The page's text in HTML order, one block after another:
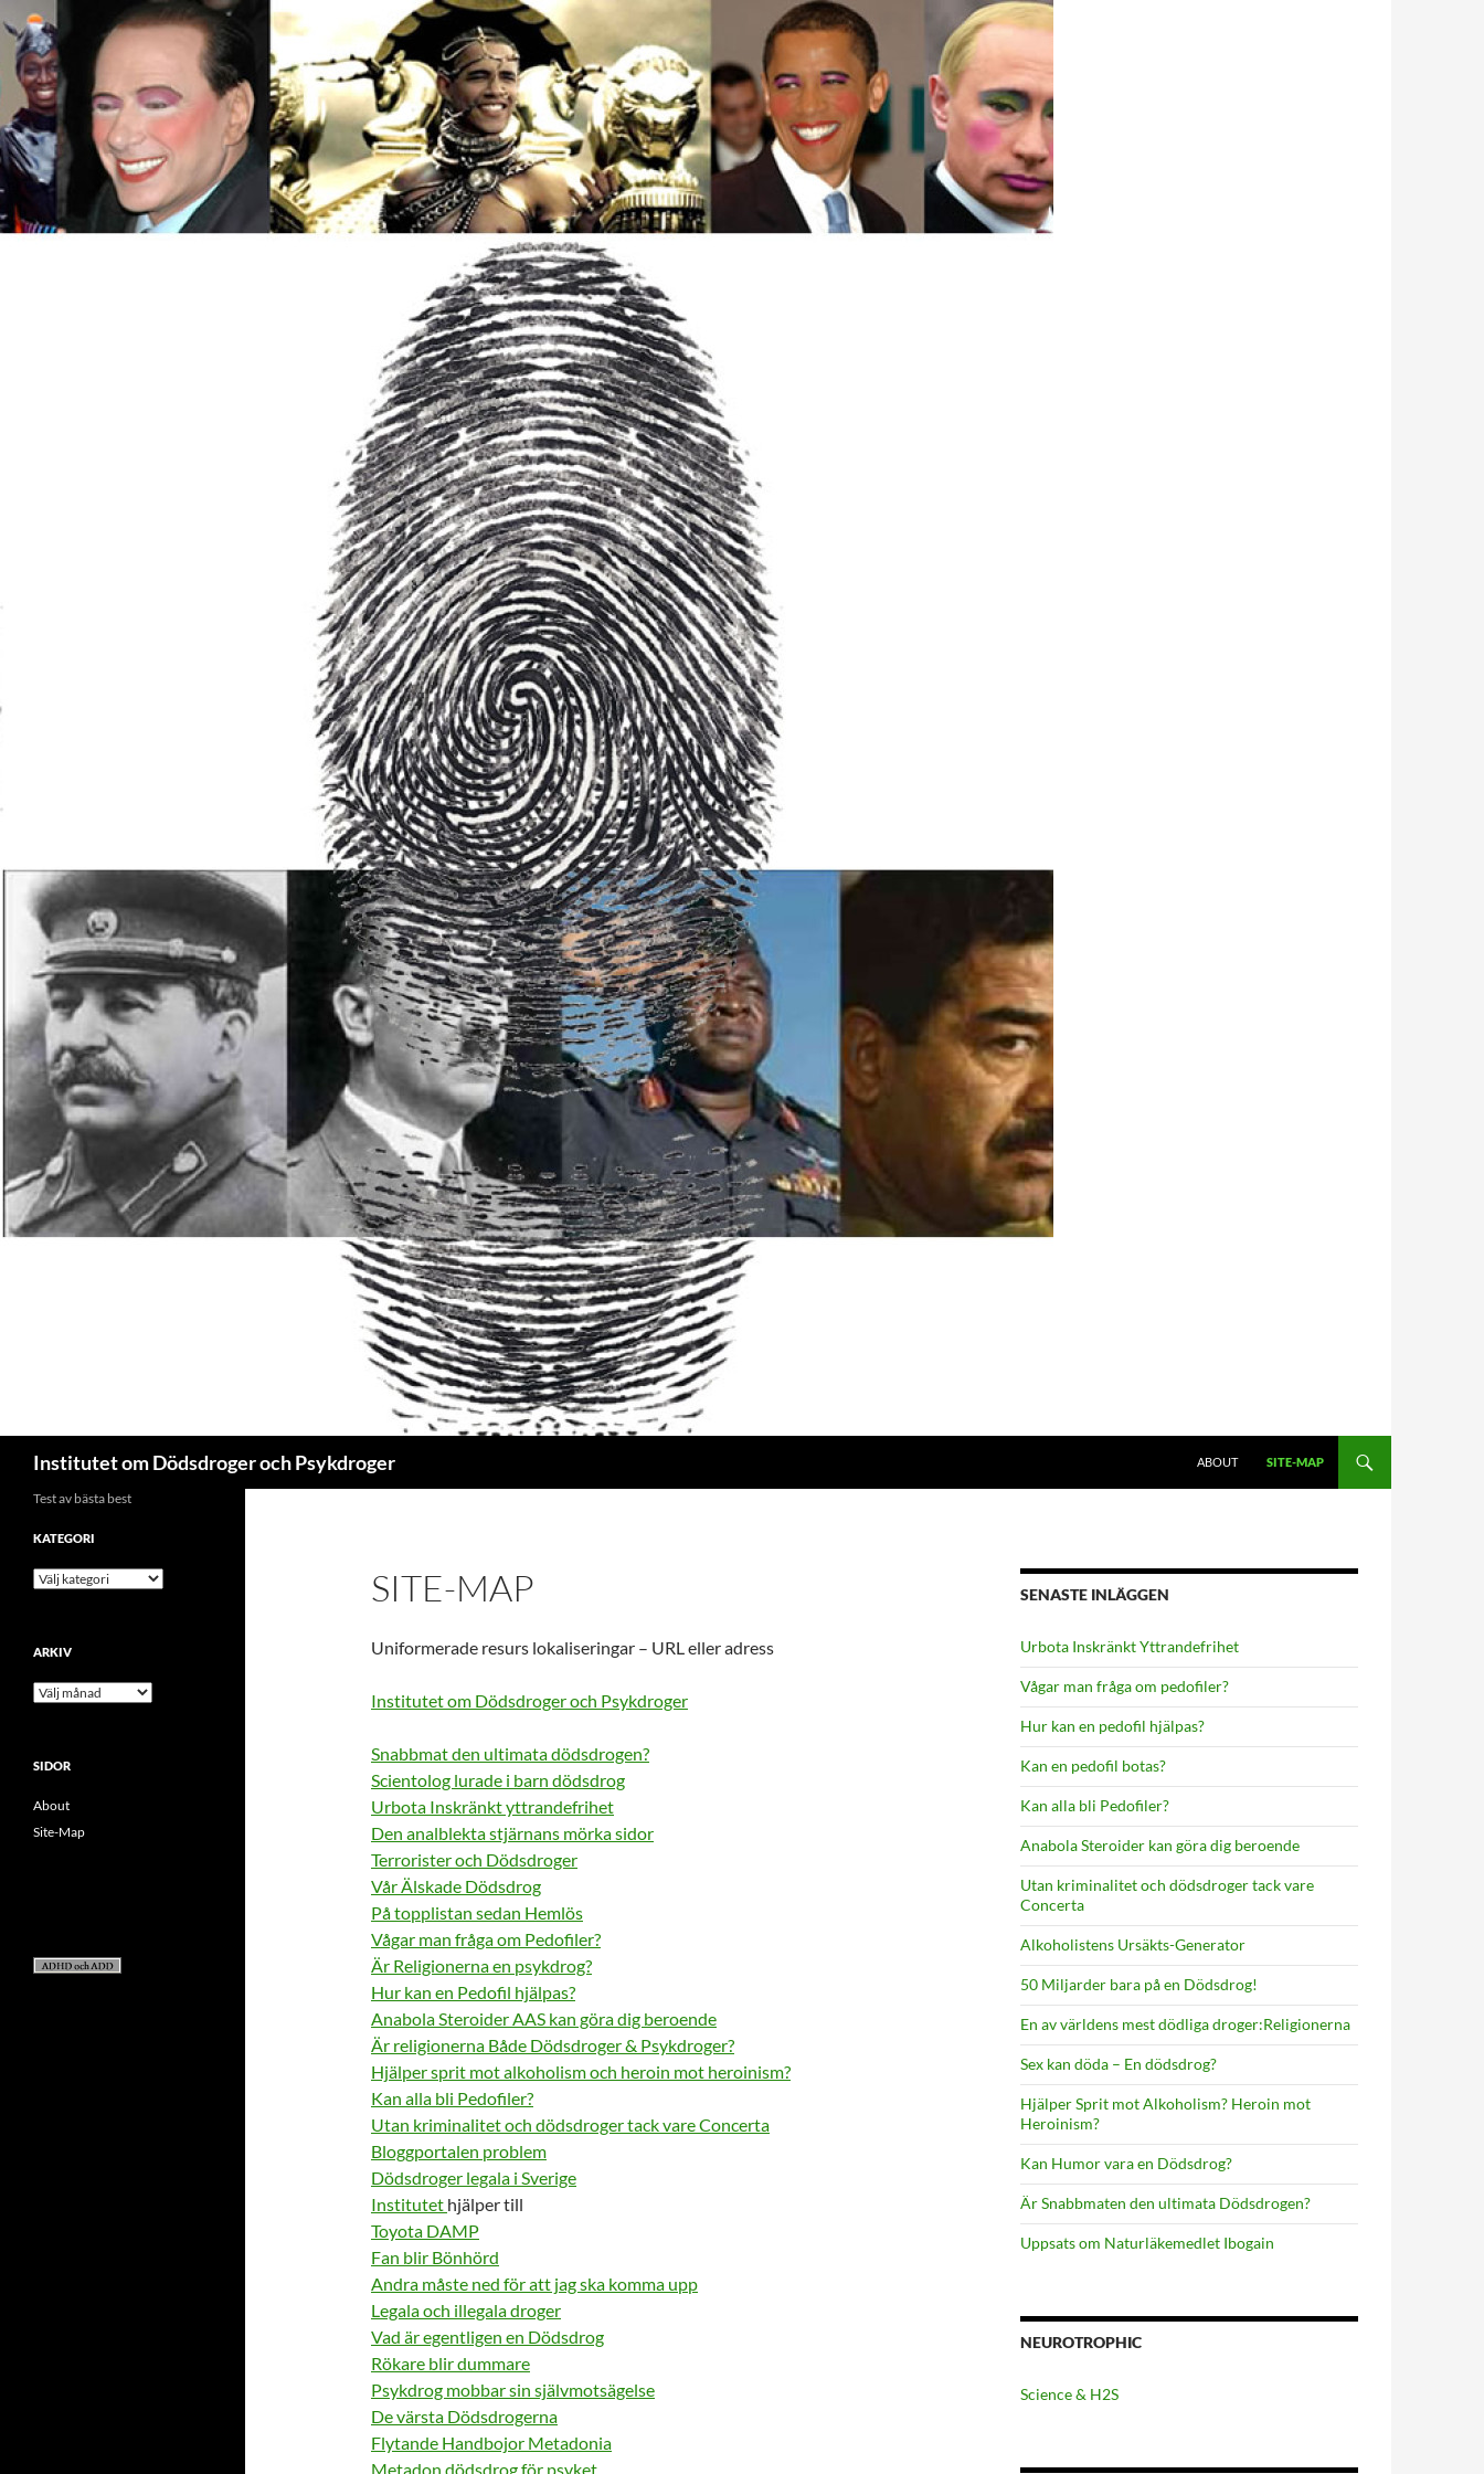
Institutet om Dödsdroger och Psykdroger
ABOUT
SITE-MAP
SITE-MAP
Uniformerade resurs lokaliseringar – URL eller adress
Institutet om Dödsdroger och Psykdroger
Snabbmat den ultimata dödsdrogen?
Scientolog lurade i barn dödsdrog
Urbota Inskränkt yttrandefrihet
Den analblekta stjärnans mörka sidor
Terrorister och Dödsdroger
Vår Älskade Dödsdrog
På topplistan sedan Hemlös
Vågar man fråga om Pedofiler?
Är Religionerna en psykdrog?
Hur kan en Pedofil hjälpas?
Anabola Steroider AAS kan göra dig beroende
Är religionerna Både Dödsdroger & Psykdroger?
Hjälper sprit mot alkoholism och heroin mot heroinism?
Kan alla bli Pedofiler?
Utan kriminalitet och dödsdroger tack vare Concerta
Bloggportalen problem
Dödsdroger legala i Sverige
Institutet hjälper till
Toyota DAMP
Fan blir Bönhörd
Andra måste ned för att jag ska komma upp
Legala och illegala droger
Vad är egentligen en Dödsdrog
Rökare blir dummare
Psykdrog mobbar sin självmotsägelse
De värsta Dödsdrogerna
Flytande Handbojor Metadonia
Metadon dödsdrog för psyket
SENASTE INLÄGGEN
Urbota Inskränkt Yttrandefrihet
Vågar man fråga om pedofiler?
Hur kan en pedofil hjälpas?
Kan en pedofil botas?
Kan alla bli Pedofiler?
Anabola Steroider kan göra dig beroende
Utan kriminalitet och dödsdroger tack vare
Concerta
Alkoholistens Ursäkts-Generator
50 Miljarder bara på en Dödsdrog!
En av världens mest dödliga droger:Religionerna
Sex kan döda – En dödsdrog?
Hjälper Sprit mot Alkoholism? Heroin mot
Heroinism?
Kan Humor vara en Dödsdrog?
Är Snabbmaten den ultimata Dödsdrogen?
Uppsats om Naturläkemedlet Ibogain
NEUROTROPHIC
Science & H2S
Test av bästa best
KATEGORI
kategori
ARKIV
arkiv
SIDOR
About
Site-Map